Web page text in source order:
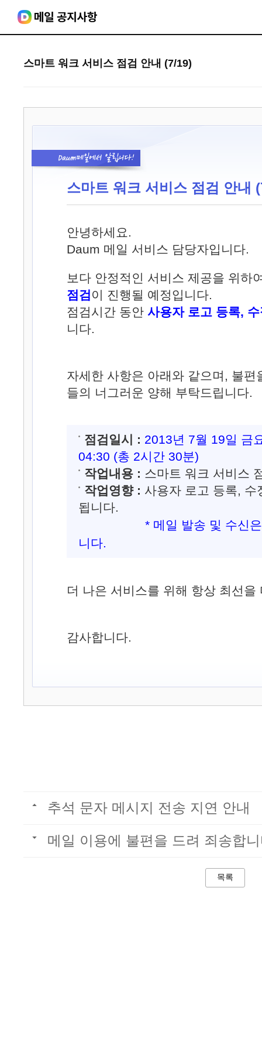
스마트 워크 서비스 점검 안내 (7/19)
스마트 워크 서비스 점검 안내
안녕하세요.
Daum 메일 서비스 담당자입니다.
보다 안정적인 서비스 제공을 위하
점검 이 진행될 예정입니다.
점검시간 동안 사용자 로고 등록,
니다.
자세한 사항은 아래와 같으며, 불편
들의 너그러운 양해 부탁드립니다.
점검일시 : 2013년 7월 19일 금
04:30 (총 2시간 30분)
작업내용 : 스마트 워크 서비스
작업영향 : 사용자 로고 등록, 수
됩니다.
* 메일 발송 및 수신은 정
니다.
더 나은 서비스를 위해 항상 최선을
감사합니다.
추석 문자 메시지 전송 지연 안내
메일 이용에 불편을 드려 죄송합
목록